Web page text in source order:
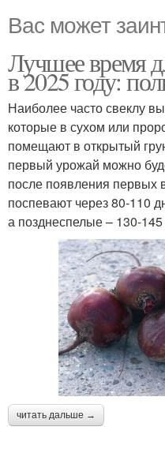
Вас может
Лучшее время
в 2025 году:
Наиболее часто свеклу
которые в сухом или
помещают в открытый
первый урожай можно
после появления первых
поспевают через 80-110
а позднеспелые – 130-
читать дальше →